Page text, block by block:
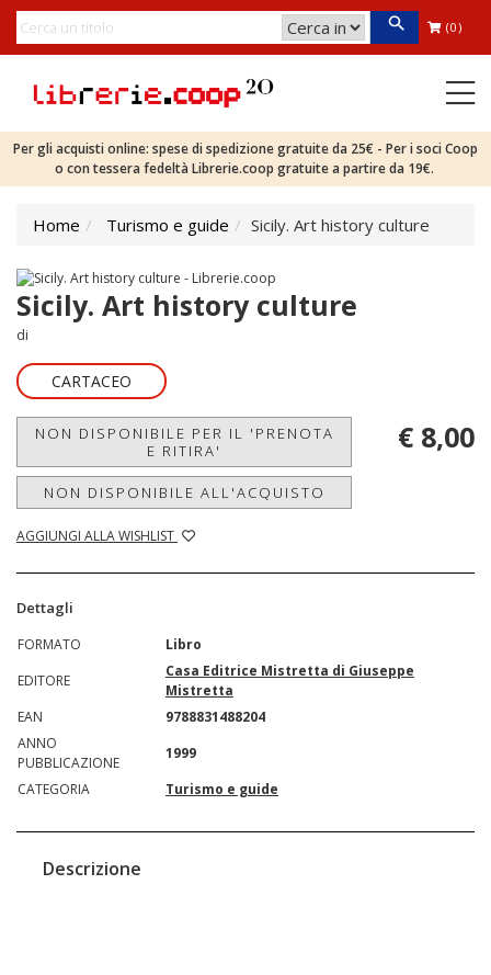
(0)
Per gli acquisti online: spese di spedizione gratuite da 25€ - Per i soci Coop
o con tessera fedeltà Librerie.coop gratuite a partire da 19€.
Home Turismo e guide Sicily. Art history culture
Sicily. Art history culture
di
CARTACEO
NON DISPONIBILE PER IL 'PRENOTA
E RITIRA'
NON DISPONIBILE ALL'ACQUISTO
AGGIUNGI ALLA WISHLIST
€ 8,00
Dettagli
FORMATO
Libro
EDITORE
Casa Editrice Mistretta di Giuseppe
Mistretta
EAN
9788831488204
ANNO
PUBBLICAZIONE
1999
CATEGORIA
Turismo e guide
Descrizione